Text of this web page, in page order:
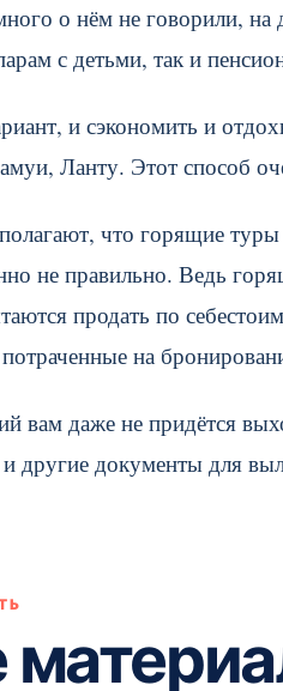
о нём не говорили,
с детьми, так и
и сэкономить и
Ланту. Этот способ
что горящие туры
не правильно. Ведь
продать по
на
вам даже не придётся
другие документы для